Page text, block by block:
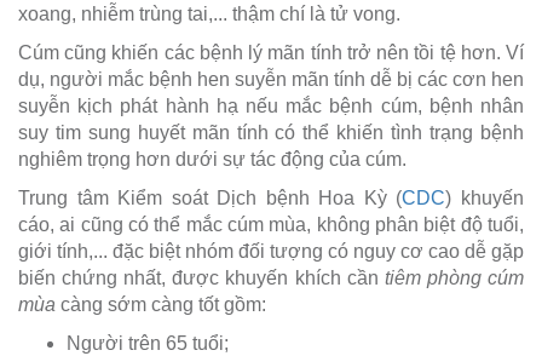
xoang, nhiễm trùng tai,... thậm chí là tử vong.
Cúm cũng khiến các bệnh lý mãn tính trở nên tồi tệ hơn. Ví
dụ, người mắc bệnh hen suyễn mãn tính dễ bị các cơn hen
suyễn kịch phát hành hạ nếu mắc bệnh cúm, bệnh nhân
suy tim sung huyết mãn tính có thể khiến tình trạng bệnh
nghiêm trọng hơn dưới sự tác động của cúm.
Trung tâm Kiểm soát Dịch bệnh Hoa Kỳ (CDC) khuyến
cáo, ai cũng có thể mắc cúm mùa, không phân biệt độ tuổi,
giới tính,... đặc biệt nhóm đối tượng có nguy cơ cao dễ gặp
biến chứng nhất, được khuyến khích cần tiêm phòng cúm
mùa càng sớm càng tốt gồm:
Người trên 65 tuổi;